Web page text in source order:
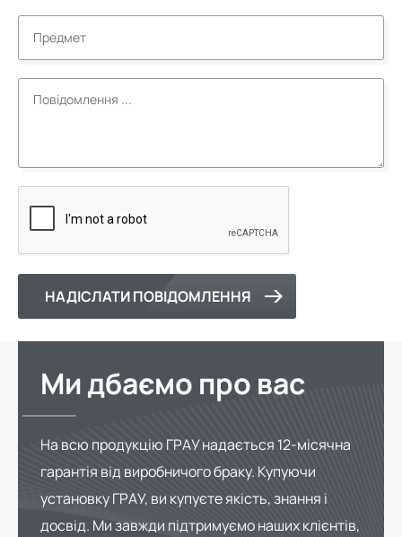
НАДІСЛАТИ ПОВІДОМЛЕННЯ
Ми дбаємо про вас
На всю продукцію ГРАУ надається 12-місячна
гарантія від виробничого браку. Купуючи
установку ГРАУ, ви купуєте якість, знання і
досвід. Ми завжди підтримуємо наших клієнтів,